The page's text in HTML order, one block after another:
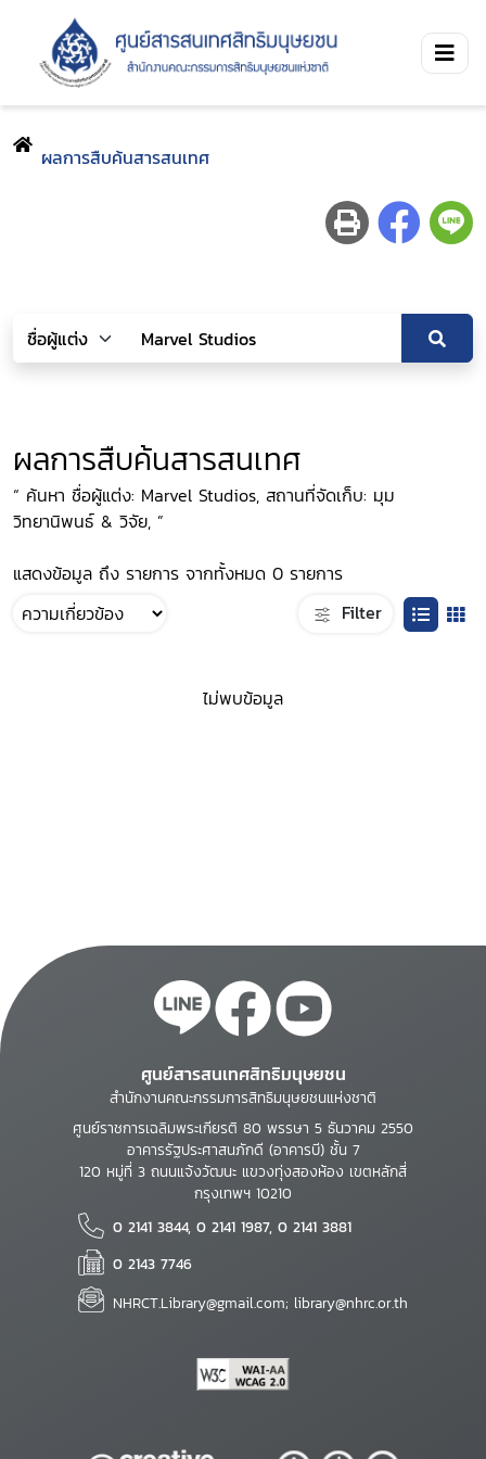
ผลการสืบค้นสารสนเทศ
ผลการสืบค้นสารสนเทศ
“ ค้นหา ชื่อผู้แต่ง: Marvel Studios, สถานที่จัดเก็บ: มุม
วิทยานิพนธ์ & วิจัย, ”
แสดงข้อมูล ถึง รายการ จากทั้งหมด 0 รายการ
Filter
ไม่พบข้อมูล
ศูนย์สารสนเทศสิทธิมนุษยชน
สำนักงานคณะกรรมการสิทธิมนุษยชนแห่งชาติ
ศูนย์ราชการเฉลิมพระเกียรติ 80 พรรษา 5 ธันวาคม 2550
อาคารรัฐประศาสนภักดี (อาคารบี) ชั้น 7
120 หมู่ที่ 3 ถนนแจ้งวัฒนะ แขวงทุ่งสองห้อง เขตหลักสี่
กรุงเทพฯ 10210
0 2141 3844, 0 2141 1987, 0 2141 3881
0 2143 7746
NHRCT.Library@gmail.com; library@nhrc.or.th